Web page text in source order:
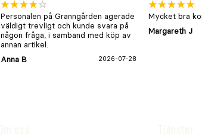
Personalen på Granngården agerade
väldigt trevligt och kunde svara på
någon fråga, i samband med köp av
annan artikel.
Anna B
2026-07-28
Mycket bra
Margareth J